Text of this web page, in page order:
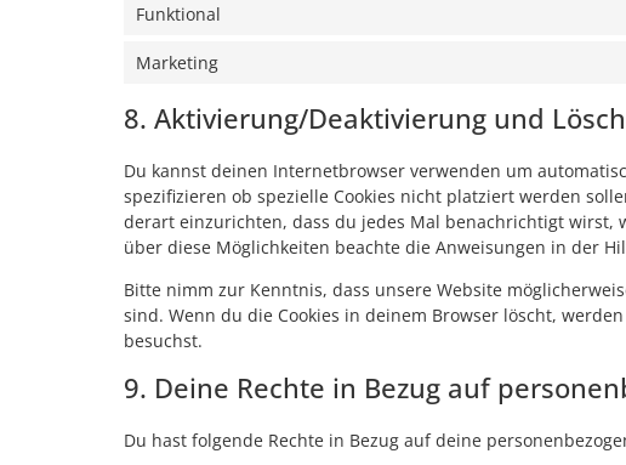
Funktional
Marketing
8. Aktivierung/Deaktivierung und
Du kannst deinen Internetbrowser verwenden um
spezifizieren ob spezielle Cookies nicht platziert werden
derart einzurichten, dass du jedes Mal benachrichtigt wirst,
über diese Möglichkeiten beachte die Anweisungen in der
Bitte nimm zur Kenntnis, dass unsere Website
sind. Wenn du die Cookies in deinem Browser löscht,
besuchst.
9. Deine Rechte in Bezug auf
Du hast folgende Rechte in Bezug auf deine